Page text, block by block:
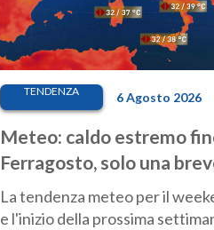
TENDENZA 6 Agosto 2026
Meteo: caldo estremo
Ferragosto, solo una
pausa. Ecco dove
La tendenza meteo per il
e l'inizio della prossima